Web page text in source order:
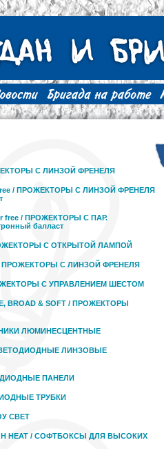
С ЛИНЗОЙ ФРЕНЕЛЯ
free / ПРОЖЕКТОРЫ С ЛИНЗОЙ ФРЕНЕЛЯ
free / ПРОЖЕКТОРЫ С ПАР.
балласт
С ОТКРЫТОЙ ЛАМПОЙ
/ ПРОЖЕКТОРЫ С ЛИНЗОЙ ФРЕНЕЛЯ
С УПРАВЛЕНИЕМ ШЕСТОМ
BROAD & SOFT / ПРОЖЕКТОРЫ
ЛЮМИНЕСЦЕНТНЫЕ
СВЕТОДИОДНЫЕ ЛИНЗОВЫЕ
ПАНЕЛИ
ТРУБКИ
СВЕТ
HEAT / СОФТБОКСЫ ДЛЯ ВЫСОКИХ